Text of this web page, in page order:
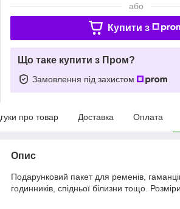
або
Купити з
Що таке купити з Пром?
Замовлення під захистом
про товар Доставка Оплата
Опис
Подарунковий пакет для ременів,
годинників, спідньої білизни тощо.